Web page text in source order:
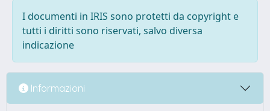
I documenti in IRIS sono protetti da copyright e
tutti i diritti sono riservati, salvo diversa
indicazione
Informazioni